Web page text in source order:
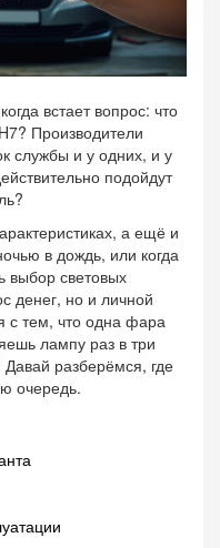
встает вопрос: что
Производители
службы и у одних, и у
подойдут
а ещё и
в дождь, или когда
выбор световых
денег, но и личной
с тем, что одна фара
лампу раз в три
разберёмся, где
очередь.